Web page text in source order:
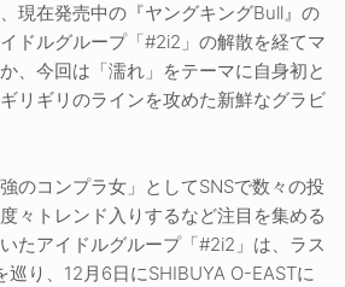
現在発売中の『ヤングキングBull』の
ドルグループ「#2i2」の解散を経てマ
、今回は「濡れ」をテーマに自身初と
リギリのラインを攻めた新鮮なグラビ
のコンプラ女」としてSNSで数々の投
々トレンド入りするなど注目を集める
たアイドルグループ「#2i2」は、ラス
巡り、12月6日にSHIBUYA O-EASTに